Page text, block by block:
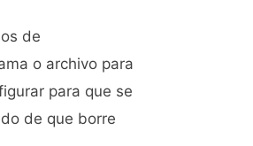
de
o archivo para
para que se
de que borre